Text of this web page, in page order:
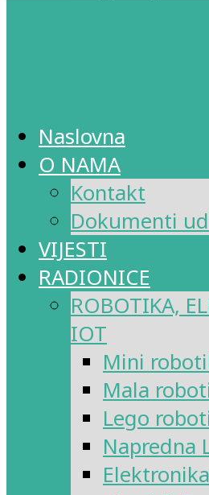
Naslovna
O NAMA
Kontakt
Dokumenti
VIJESTI
RADIONICE
ROBOTIKA,
IOT
Mini
Mala
Lego
Napredna